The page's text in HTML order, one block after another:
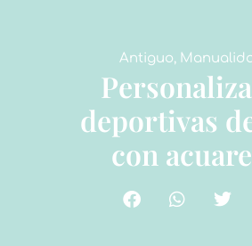
Antiguo,
deportivas
con